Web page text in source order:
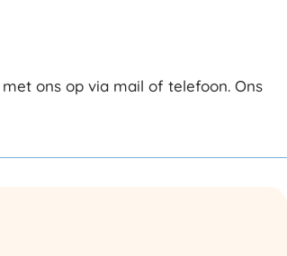
ons op via mail of telefoon. Ons